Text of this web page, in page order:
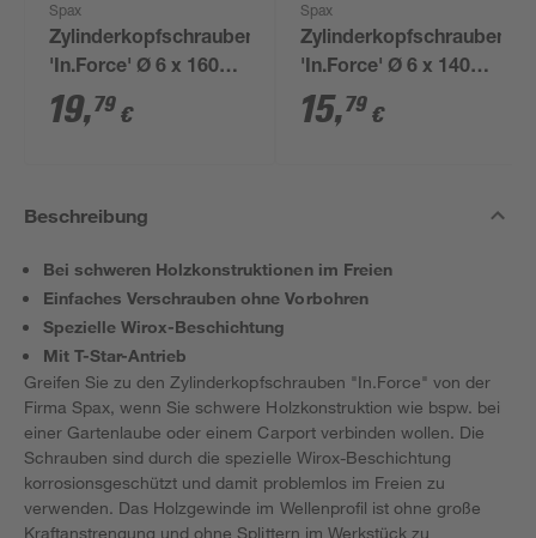
Spax
Zylinderkopfschrauben
'In.Force' Ø 6 x 160
mm 20 Stück
19,79 €
Spax
Zylinderkopfschrauben
'In.Force' Ø 6 x 140
mm 20 Stück
15,79 €
Beschreibung
Bei schweren Holzkonstruktionen im Freien
Einfaches Verschrauben ohne Vorbohren
Spezielle Wirox-Beschichtung
Mit T-Star-Antrieb
Greifen Sie zu den Zylinderkopfschrauben "In.Force" von der
Firma Spax, wenn Sie schwere Holzkonstruktion wie bspw. bei
einer Gartenlaube oder einem Carport verbinden wollen. Die
Schrauben sind durch die spezielle Wirox-Beschichtung
korrosionsgeschützt und damit problemlos im Freien zu
verwenden. Das Holzgewinde im Wellenprofil ist ohne große
Kraftanstrengung und ohne Splittern im Werkstück zu